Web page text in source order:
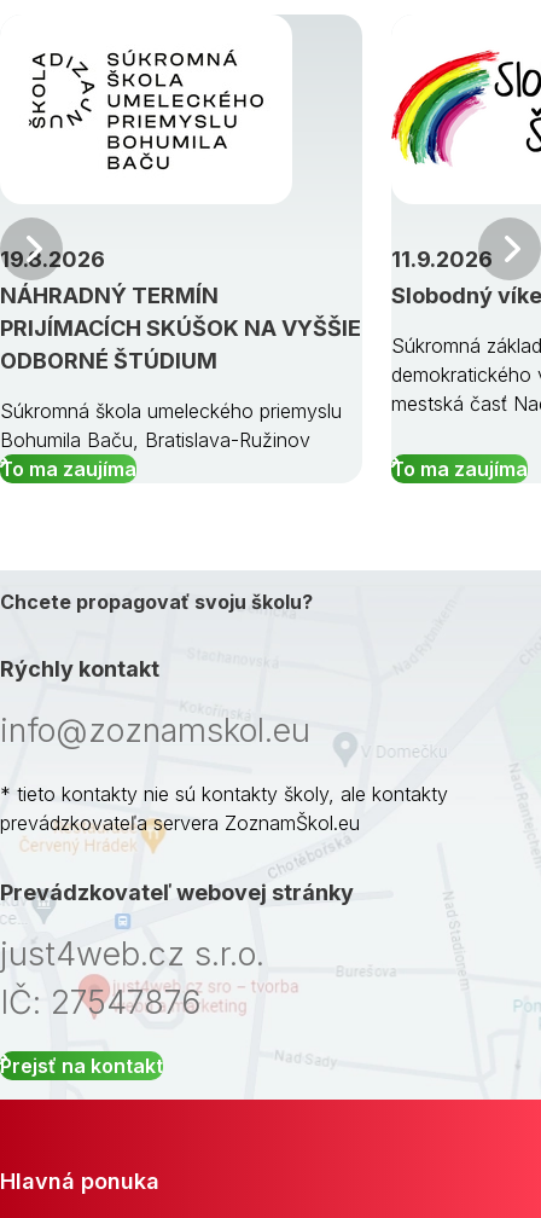
NÁHRADNÝ TERMÍN
PRIJÍMACÍCH SKÚŠOK NA VYŠŠIE
ODBORNÉ ŠTÚDIUM
19.8.2026
Súkromná škola umeleckého priemyslu
Bohumila Baču, Bratislava-Ružinov
To ma zaujíma
Slobodný
11.9.2026
Súkromná
demokratického
mestská časť
To ma zaujíma
Predchádzajúci
Chcete propagovať svoju školu?
Rýchly kontakt
info@zoznamskol.eu
* tieto kontakty nie sú kontakty školy, ale kontakty
prevádzkovateľa servera ZoznamŠkol.eu
Prevádzkovateľ webovej stránky
just4web.cz s.r.o.
IČ: 27547876
Prejsť na kontakt
Hlavná ponuka